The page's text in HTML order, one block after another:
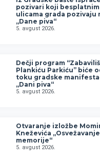
pozivari koji
ulicama grada pozivaju
„Dane piva“
5. avgust 2026.
Dečji program
Plankiću Parkiću” biće
toku gradske
„Dani piva“
5. avgust 2026.
Otvaranje izložbe
Kneževića „Osvežavanje
memorije“
5. avgust 2026.